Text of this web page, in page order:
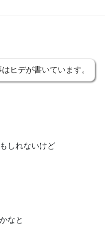
ヒデが書いています。
しれないけど
なと